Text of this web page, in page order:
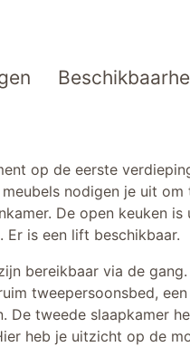
op de eerste
nodigen je uit
De open keuken
Er is een lift beschikbaar.
bereikbaar via de
tweepersoonsbed,
De tweede slaapkamer
heb je uitzicht op de